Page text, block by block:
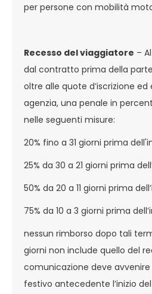
per persone con mobilità
Recesso del viaggiatore –
dal contratto prima della
oltre alle quote d’iscrizione
agenzia, una penale in
nelle seguenti misure:
20% fino a 31 giorni prima
25% da 30 a 21 giorni prima
50% da 20 a 11 giorni prima
75% da 10 a 3 giorni prima
nessun rimborso dopo tali
giorni non include quello del
comunicazione deve
festivo antecedente l’inizio